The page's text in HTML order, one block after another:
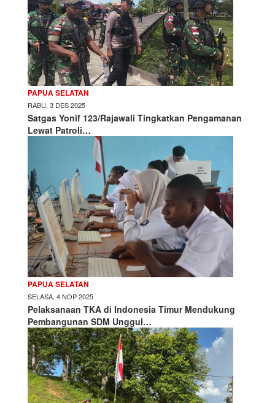
PAPUA SELATAN
RABU, 3 DES 2025
Satgas Yonif 123/Rajawali Tingkatkan Pengamanan
Lewat Patroli…
PAPUA SELATAN
SELASA, 4 NOP 2025
Pelaksanaan TKA di Indonesia Timur Mendukung
Pembangunan SDM Unggul…